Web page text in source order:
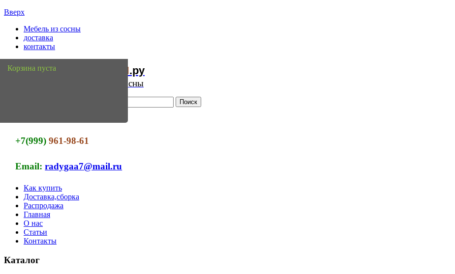
Вверх
Мебель из сосны
доставка
контакты
Мебель Сосны.ру
Интернет магазин мебели из сосны
+7(999)961-98-61
Email:radygaa7@mail.ru
Как купить
Доставка,сборка
Распродажа
Главная
О нас
Статьи
Контакты
Корзина пуста
Каталог